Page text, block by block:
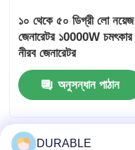
১০ থেকে ৫০ ডিগ্রী লো নয়েজ
জেনারেটর ১0000W চমৎকার
নীরব জেনারেটর
অনুসন্ধান পাঠান
DURABLE